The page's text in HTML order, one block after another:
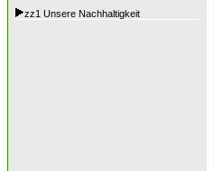
zz1 Unsere Nachhaltigkeit